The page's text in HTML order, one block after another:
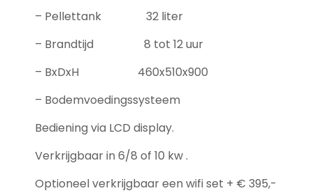
– Pellettank 32 liter
– Brandtijd 8 tot 12 uur
– BxDxH 460x510x900
– Bodemvoedingssysteem
Bediening via LCD display.
Verkrijgbaar in 6/8 of 10 kw .
Optioneel verkrijgbaar een wifi set + € 395,-